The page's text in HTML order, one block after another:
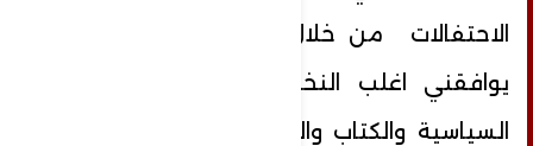
الاحتفالات من خلال مقالي هذا سوف
يوافقني اغلب النخب المثقفة والنخب
السياسية والكتاب والمفكرين لذلك نوجه